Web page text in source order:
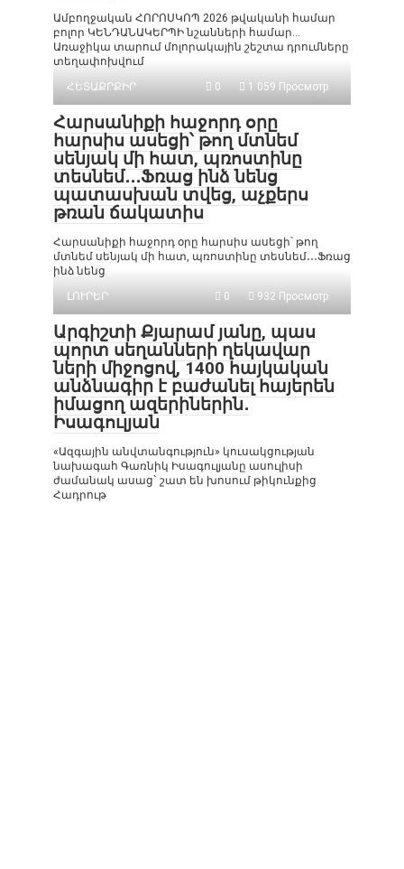
Ամբողջական ՀՈՐՈՍԿՈՊ 2026 թվականի համար
բոլոր ԿԵՆԴԱՆԱԿԵՐՊԻ նշանների համար…
Առաջիկա տարում մոլորակային շեշտա դրումները
տեղափոխվում
ՀԵՏԱՔՐՔԻՐ
0 1 059 Просмотр
Հարսանիքի հաջորդ օրը
հարսիս ասեցի՝ թող մտնեմ
սենյակ մի հատ, պռոստինը
տեսնեմ․․․Ֆռաց ինձ նենց
պատասխան տվեց, աչքերս
թռան ճակատիս
Հարսանիքի հաջորդ օրը հարսիս ասեցի՝ թող
մտնեմ սենյակ մի հատ, պռոստինը տեսնեմ․․․Ֆռաց
ինձ նենց
ԼՈՒՐԵՐ
0 932 Просмотр
Արգիշտի Քյարամ յանը, պաս
պորտ սեղանների ղեկավար
ների միջոցով, 1400 հայկական
անձնագիր է բաժանել հայերեն
իմացող ազերիներին․
Իսագուլյան
«Ազգային անվտանգություն» կուսակցության
նախագահ Գառնիկ Իսագուլյանը ասուլիսի
ժամանակ ասաց` շատ են խոսում թիկունքից
Հադրութ